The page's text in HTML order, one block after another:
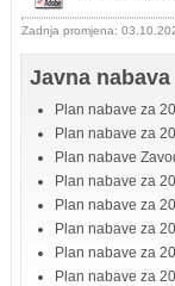
Zadnja promjena:
Javna
Plan nabave za
Plan nabave za
Plan nabave
Plan nabave za
Plan nabave za
Plan nabave za
Plan nabave za
Plan nabave za